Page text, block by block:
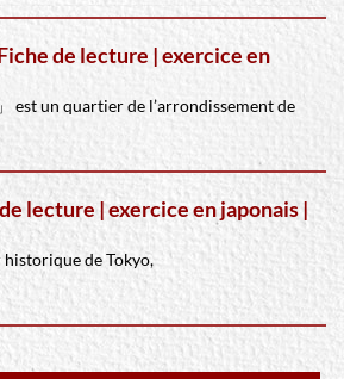
de lecture | exercice en
est un quartier de l’arrondissement de
lecture | exercice en japonais |
de Tokyo,